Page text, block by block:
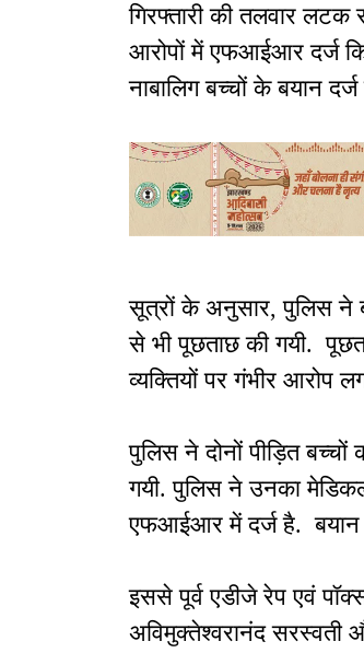
गिरफ्तारी की तलवार
आरोपों में एफआईआर दर्ज
नाबालिग बच्चों के बयान
सूत्रों के अनुसार, पुलिस ने
से भी पूछताछ की गयी.
व्यक्तियों पर गंभीर आरोप
पुलिस ने दोनों पीड़ित बच्चों
गयी. पुलिस ने उनका
एफआईआर में दर्ज है. बयान
इससे पूर्व एडीजे रेप एवं
अविमुक्तेश्वरानंद सरस्वती